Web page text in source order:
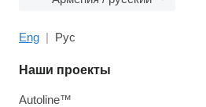
Eng Рус
Наши проекты
Autoline™